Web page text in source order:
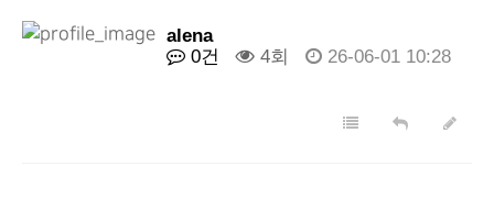
alena
0건
4회 26-06-01 10:28